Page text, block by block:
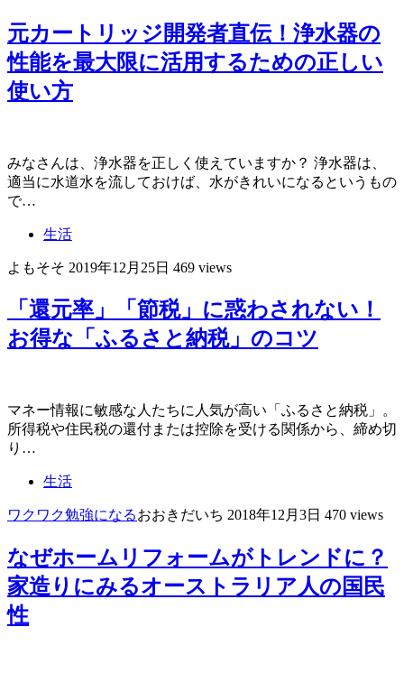
元カートリッジ開発者直伝！浄水器の
性能を最大限に活用するための正しい
使い方
みなさんは、浄水器を正しく使えていますか？ 浄水器は、
適当に水道水を流しておけば、水がきれいになるというもの
で…
生活
よもそそ 2019年12月25日 469 views
「還元率」「節税」に惑わされない！
お得な「ふるさと納税」のコツ
マネー情報に敏感な人たちに人気が高い「ふるさと納税」。
所得税や住民税の還付または控除を受ける関係から、締め切
り…
生活
ワクワク勉強になるおおきだいち 2018年12月3日 470 views
なぜホームリフォームがトレンドに？
家造りにみるオーストラリア人の国民
性